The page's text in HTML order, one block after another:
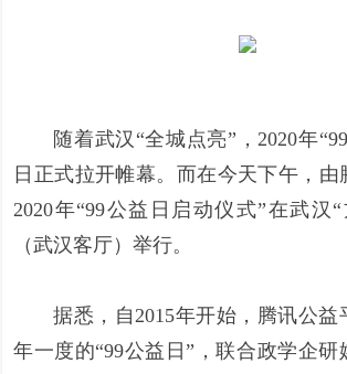
随着武汉“全城点亮”，2020年
日正式拉开帷幕。而在今天下午，由
2020年“99公益日启动仪式”在武汉
（武汉客厅）举行。
据悉，自2015年开始，腾讯公益
年一度的“99公益日”，联合政学企